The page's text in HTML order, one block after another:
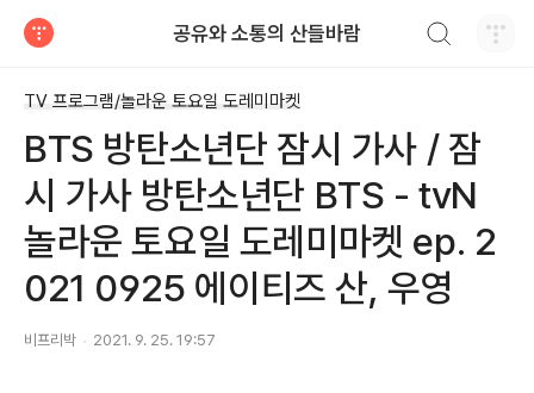
공유와 소통의 산들바람
TV 프로그램/놀라운 토요일 도레미마켓
BTS 방탄소년단 잠시 가사 / 잠
시 가사 방탄소년단 BTS - tvN
놀라운 토요일 도레미마켓 ep. 2
021 0925 에이티즈 산, 우영
비프리박 2021. 9. 25. 19:57